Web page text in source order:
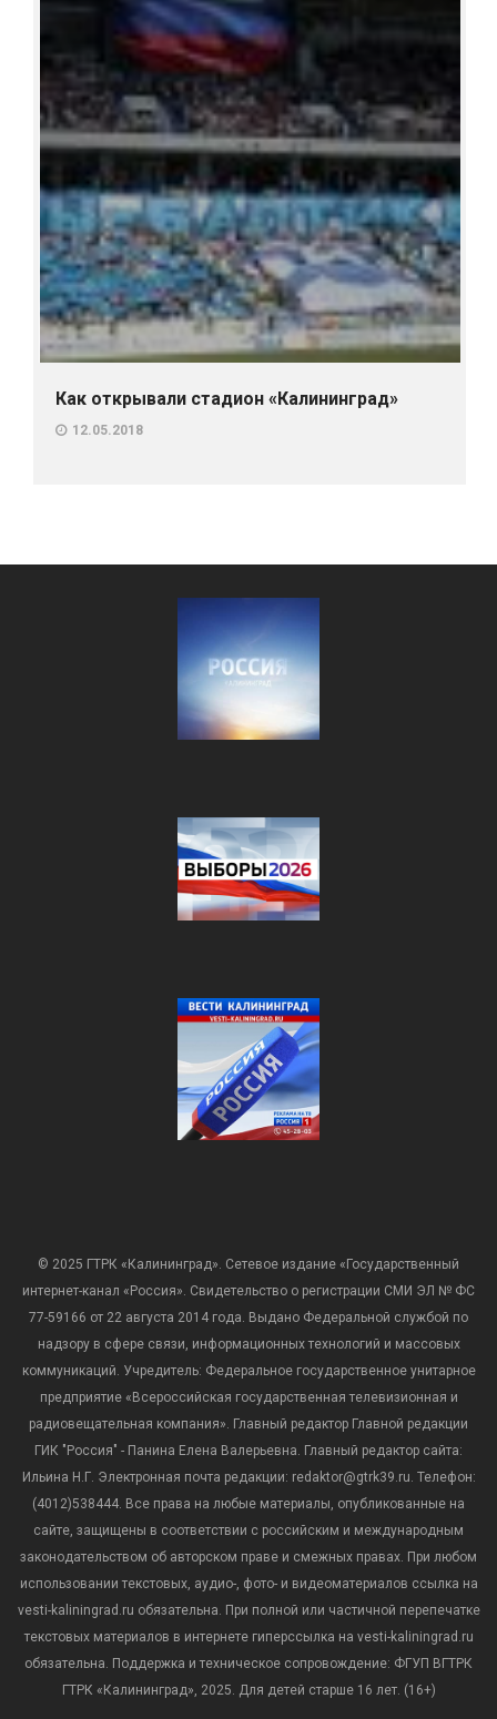
Как открывали стадион «Калининград»
12.05.2018
© 2025 ГТРК «Калининград». Сетевое издание «Государственный
интернет-канал «Россия». Свидетельство о регистрации СМИ ЭЛ № ФС
77-59166 от 22 августа 2014 года. Выдано Федеральной службой по
надзору в сфере связи, информационных технологий и массовых
коммуникаций. Учредитель: Федеральное государственное унитарное
предприятие «Всероссийская государственная телевизионная и
радиовещательная компания». Главный редактор Главной редакции
ГИК "Россия" - Панина Елена Валерьевна. Главный редактор сайта:
Ильина Н.Г. Электронная почта редакции: redaktor@gtrk39.ru. Телефон:
(4012)538444. Все права на любые материалы, опубликованные на
сайте, защищены в соответствии с российским и международным
законодательством об авторском праве и смежных правах. При любом
использовании текстовых, аудио-, фото- и видеоматериалов ссылка на
vesti-kaliningrad.ru обязательна. При полной или частичной перепечатке
текстовых материалов в интернете гиперссылка на vesti-kaliningrad.ru
обязательна. Поддержка и техническое сопровождение: ФГУП ВГТРК
ГТРК «Калининград», 2025. Для детей старше 16 лет. (16+)